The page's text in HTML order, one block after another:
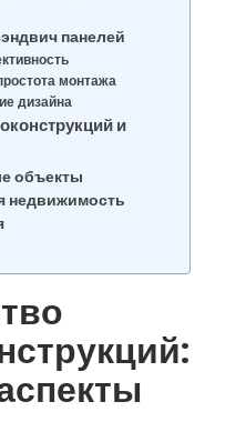
панелей
монтажа
дизайна
и
объекты
недвижимость